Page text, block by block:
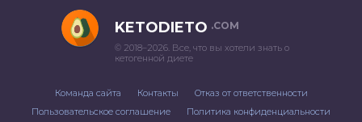
KETODIETO .COM
© 2018–2026. Все, что вы хотели знать о
кетогенной диете
Команда сайта Контакты
Отказ от ответственности
Пользовательское соглашение
Политика конфиденциальности